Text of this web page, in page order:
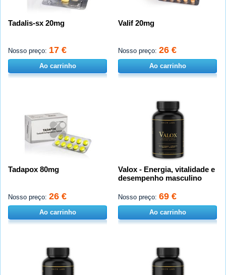
Tadalis-sx 20mg
Nosso preço: 17 €
Ao carrinho
Valif 20mg
Nosso preço: 26 €
Ao carrinho
Tadapox 80mg
Nosso preço: 26 €
Ao carrinho
Valox - Energia, vitalidade e
desempenho masculino
Nosso preço: 69 €
Ao carrinho